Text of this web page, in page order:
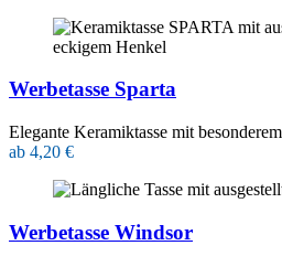
Werbetasse Sparta
Elegante Keramiktasse mit
ab 4,20 €
Werbetasse Windsor